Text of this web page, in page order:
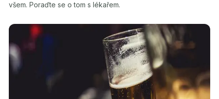
všem. Poraďte se o tom s lékařem.